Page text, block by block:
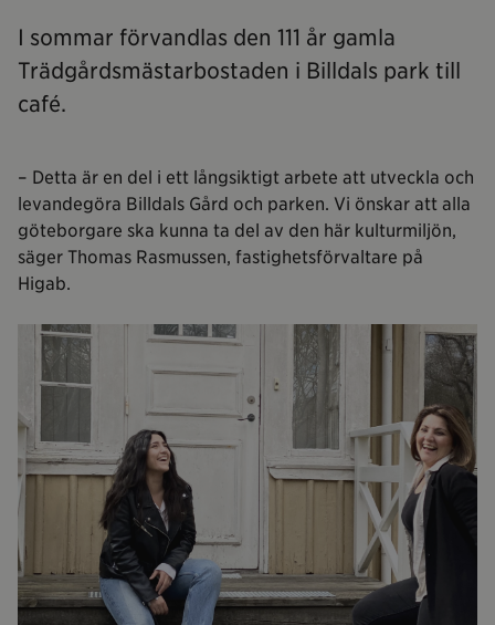
I sommar förvandlas den 111 år gamla
Trädgårdsmästarbostaden i Billdals park till
café.
– Detta är en del i ett långsiktigt arbete att utveckla och
levandegöra Billdals Gård och parken. Vi önskar att alla
göteborgare ska kunna ta del av den här kulturmiljön,
säger Thomas Rasmussen, fastighetsförvaltare på
Higab.